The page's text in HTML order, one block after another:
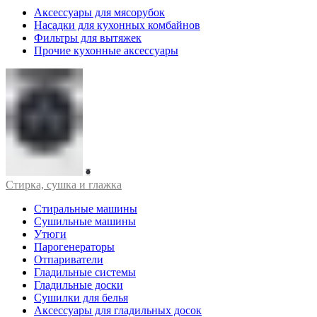
Аксессуары для мясорубок
Насадки для кухонных комбайнов
Фильтры для вытяжек
Прочие кухонные аксессуары
Стирка, сушка и глажка
Стиральные машины
Сушильные машины
Утюги
Парогенераторы
Отпариватели
Гладильные системы
Гладильные доски
Сушилки для белья
Аксессуары для гладильных досок